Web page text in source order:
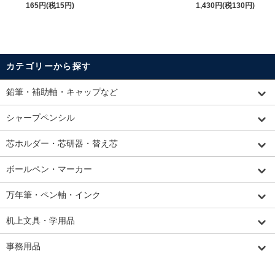
165円(税15円)
1,430円(税130円)
カテゴリーから探す
鉛筆・補助軸・キャップなど
シャープペンシル
芯ホルダー・芯研器・替え芯
ボールペン・マーカー
万年筆・ペン軸・インク
机上文具・学用品
事務用品